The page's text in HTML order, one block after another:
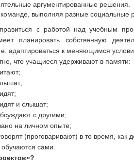
аргументированные решения.
команде, выполняя разные социальные
с работой над учебным
планировать собственную
адаптироваться к меняющимся
что учащиеся удерживают в памяти:
и слышат;
с другими;
на личном опыте;
(проговаривают) в то время, как
сами.